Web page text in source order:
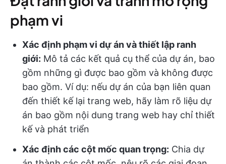
phạm vi
Xác định phạm vi dự án và thiết lập ranh
giới: Mô tả các kết quả cụ thể của dự án, bao
gồm những gì được bao gồm và không được
bao gồm. Ví dụ: nếu dự án của bạn liên quan
đến thiết kế lại trang web, hãy làm rõ liệu dự
án bao gồm nội dung trang web hay chỉ thiết
kế và phát triển
Xác định các cột mốc quan trọng: Chia dự